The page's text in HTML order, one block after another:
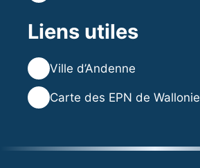
Liens utiles
Ville d’Andenne
Carte des EPN de Wallonie